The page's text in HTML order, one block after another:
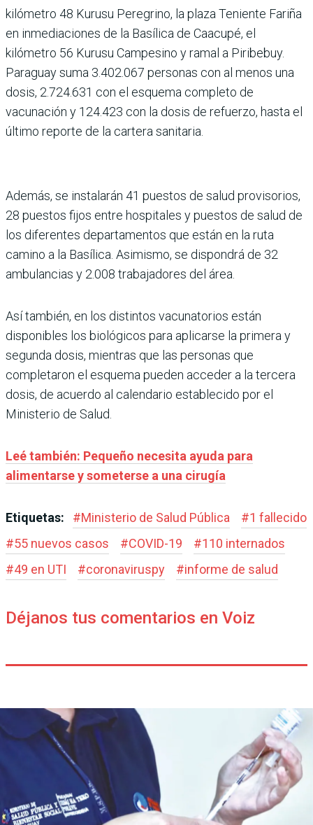
kilómetro 48 Kurusu Peregrino, la plaza Teniente Fariña
en inmediaciones de la Basílica de Caacupé, el
kilómetro 56 Kurusu Campesino y ramal a Piribebuy.
Paraguay suma 3.402.067 personas con al menos una
dosis, 2.724.631 con el esquema completo de
vacunación y 124.423 con la dosis de refuerzo, hasta el
último reporte de la cartera sanitaria.
Además, se instalarán 41 puestos de salud provisorios,
28 puestos fijos entre hospitales y puestos de salud de
los diferentes departamentos que están en la ruta
camino a la Basílica. Asimismo, se dispondrá de 32
ambulancias y 2.008 trabajadores del área.
Así también, en los distintos vacunatorios están
disponibles los biológicos para aplicarse la primera y
segunda dosis, mientras que las personas que
completaron el esquema pueden acceder a la tercera
dosis, de acuerdo al calendario establecido por el
Ministerio de Salud.
Leé también: Pequeño necesita ayuda para
alimentarse y someterse a una cirugía
Etiquetas: #Ministerio de Salud Pública #1 fallecido
#55 nuevos casos #COVID-19 #110 internados
#49 en UTI #coronaviruspy #informe de salud
Déjanos tus comentarios en Voiz